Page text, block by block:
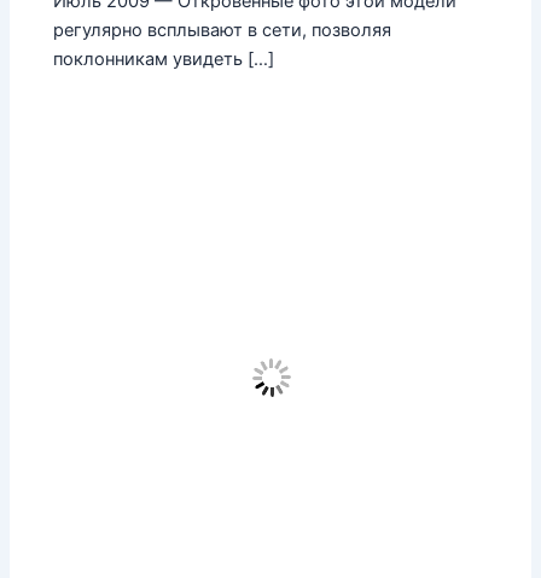
регулярно всплывают в сети, позволяя
поклонникам увидеть […]